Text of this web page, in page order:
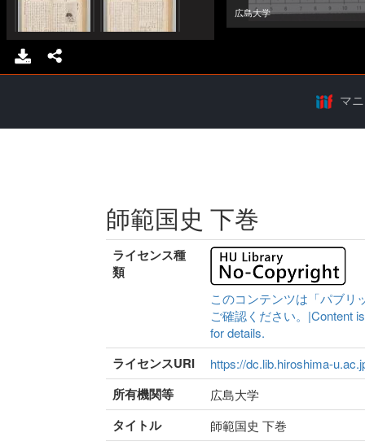
マ
師範国史 下巻
ライセンス種
類
このコンテンツは「パブリ
ご確認ください。|Content
for details.
ライセンスURI https://dc.lib.hiroshima-
所有機関等 広島大学
タイトル 師範国史 下巻